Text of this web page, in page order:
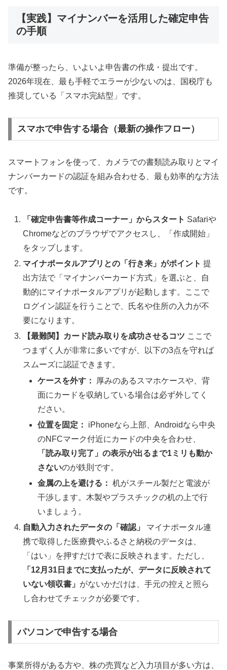
【実践】マイナンバーを活用した確定申告
の手順
準備が整ったら、いよいよ申告書の作成・提出です。
2026年現在、最も手軽でエラーが少ないのは、国税庁も
推奨している「スマホ完結型」です。
スマホで申告する場合（最新の操作フロー）
スマートフォンを使って、カメラでの書類読み取りとマイ
ナンバーカードの認証を組み合わせる、最も効率的な方法
です。
「確定申告書等作成コーナー」からスタート Safariや
Chromeなどのブラウザでアクセスし、「作成開始」
をタップします。
マイナポータルアプリとの「行き来」がポイント 提
出方法で「マイナンバーカード方式」を選ぶと、自
動的にマイナポータルアプリが起動します。ここで
ログイン認証を行うことで、氏名や住所の入力が不
要になります。
【最難関】カード読み取りを成功させるコツ ここで
つまずく人が非常に多いですが、以下の3点を守れば
スムーズに認証できます。
ケースを外す：
厚みのあるスマホケースや、背
面にカードを収納している場合は必ず外してく
ださい。
位置を固定：
iPhoneなら上部、Androidなら中央
のNFCマーク付近にカードの中央を合わせ、
「読み取り完了」の表示が出るまで1ミリも動か
さないのが鉄則です。
金属の上を避ける： 机がスチール製だと電波が
干渉します。木製やプラスチックの机の上で行
いましょう。
自動入力されたデータの「確認」
マイナポータル連
携で取得した医療費やふるさと納税のデータは、
「はい」を押すだけで表に反映されます。ただし、
「12月31日までに支払ったが、データに反映されて
いない領収書」 がないかだけは、手元の控えと照ら
し合わせてチェックが必要です。
パソコンで申告する場合
事業所得がある方や、株の売買など入力項目が多い方は、